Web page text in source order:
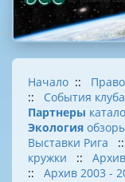
Начало ::
:: События клуба
Партнеры
Экология
Выставки Рига
кружки
::
:: Архив 2003 -